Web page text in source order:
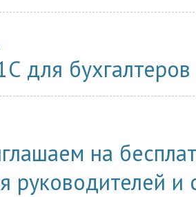
для
на
руководителей и